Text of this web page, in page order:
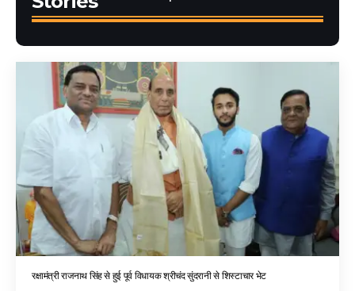
रक्षामंत्री राजनाथ सिंह से हुई पूर्व विधायक श्रीचंद सुंदरानी से शिस्टाचार भेट